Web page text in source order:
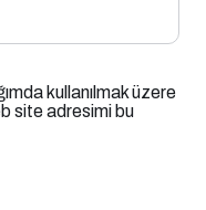
kullanılmak üzere
site adresimi bu